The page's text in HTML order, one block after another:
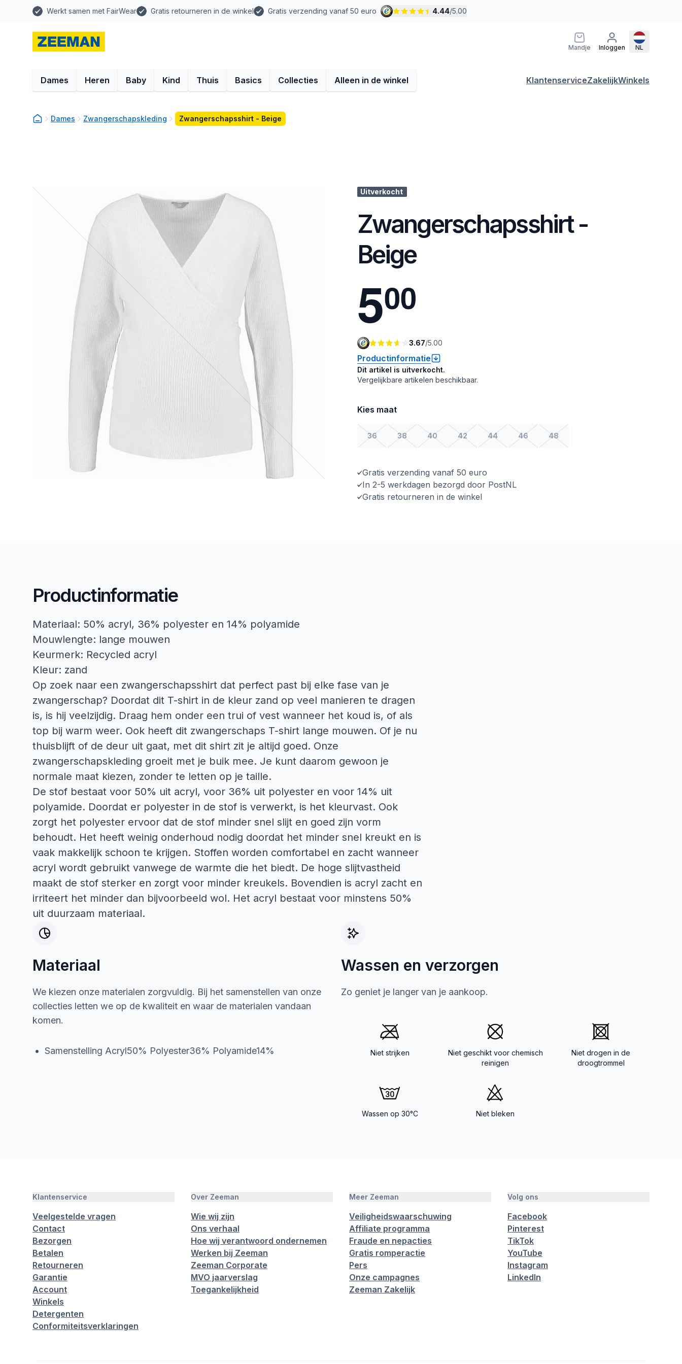
Werkt samen met FairWear Gratis retourneren in de winkel Gratis verzending vanaf 50 euro 4.44/5.00
Mandje Inloggen NL
Dames Heren Baby Kind Thuis Basics Collecties Alleen in de winkel KlantenserviceZakelijkWinkels
Dames Zwangerschapskleding Zwangerschapsshirt - Beige
Uitverkocht
Zwangerschapsshirt -
Beige
500
3.67/5.00
Productinformatie
Dit artikel is uitverkocht.
Vergelijkbare artikelen beschikbaar.
Kies maat
36 38 40 42 44 46 48
Gratis verzending vanaf 50 euro
In 2-5 werkdagen bezorgd door PostNL
Gratis retourneren in de winkel
Productinformatie
Materiaal: 50% acryl, 36% polyester en 14% polyamide
Mouwlengte: lange mouwen
Keurmerk: Recycled acryl
Kleur: zand
Op zoek naar een zwangerschapsshirt dat perfect past bij elke fase van je
zwangerschap? Doordat dit T-shirt in de kleur zand op veel manieren te dragen
is, is hij veelzijdig. Draag hem onder een trui of vest wanneer het koud is, of als
top bij warm weer. Ook heeft dit zwangerschaps T-shirt lange mouwen. Of je nu
thuisblijft of de deur uit gaat, met dit shirt zit je altijd goed. Onze
zwangerschapskleding groeit met je buik mee. Je kunt daarom gewoon je
normale maat kiezen, zonder te letten op je taille.
De stof bestaat voor 50% uit acryl, voor 36% uit polyester en voor 14% uit
polyamide. Doordat er polyester in de stof is verwerkt, is het kleurvast. Ook
zorgt het polyester ervoor dat de stof minder snel slijt en goed zijn vorm
behoudt. Het heeft weinig onderhoud nodig doordat het minder snel kreukt en is
vaak makkelijk schoon te krijgen. Stoffen worden comfortabel en zacht wanneer
acryl wordt gebruikt vanwege de warmte die het biedt. De hoge slijtvastheid
maakt de stof sterker en zorgt voor minder kreukels. Bovendien is acryl zacht en
irriteert het minder dan bijvoorbeeld wol. Het acryl bestaat voor minstens 50%
uit duurzaam materiaal.
Materiaal
We kiezen onze materialen zorgvuldig. Bij het samenstellen van onze
collecties letten we op de kwaliteit en waar de materialen vandaan
komen.
Samenstelling Acryl50% Polyester36% Polyamide14%
Wassen en verzorgen
Zo geniet je langer van je aankoop.
Niet strijken
Niet geschikt voor chemisch
reinigen
Niet drogen in de
droogtrommel
Wassen op 30°C Niet bleken
Klantenservice
Veelgestelde vragen
Contact
Bezorgen
Betalen
Retourneren
Garantie
Account
Winkels
Detergenten
Conformiteitsverklaringen
Over Zeeman
Wie wij zijn
Ons verhaal
Hoe wij verantwoord ondernemen
Werken bij Zeeman
Zeeman Corporate
MVO jaarverslag
Toegankelijkheid
Meer Zeeman
Veiligheidswaarschuwing
Affiliate programma
Fraude en nepacties
Gratis romperactie
Pers
Onze campagnes
Zeeman Zakelijk
Volg ons
Facebook
Pinterest
TikTok
YouTube
Instagram
LinkedIn